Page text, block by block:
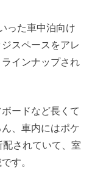
った車中泊向け
スペースをアレ
インナップされ
ードなど長くて
、車内にはポケ
されていて、室
す。